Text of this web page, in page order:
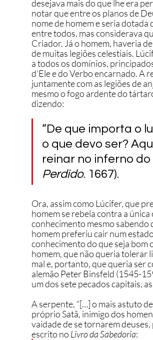
desejava mais do que lhe era
notar que entre os planos de
nome de homem e seria
entre todos, mas considerava
Criador. Já o homem, haveria
de muitas legiões celestiais.
a todos os domínios,
d’Ele e do Verbo encarnado. A
juntamente com as legiões de
mesmo o fogo ardente do
dizendo:
“De que importa o
o que devo ser?
reinar no inferno do
Perdido. 1667).
Ora, assim como Lúcifer, que
homem se rebela contra a
conhecimento mesmo sabendo
homem preferiu cair num
conhecimento do que seja bom
homem, que não queria tolerar
mal e, portanto, que queria ser
alemão Peter Binsfeld (1545-
um dos sete pecados capitais,
A serpente, “[…] o mais astuto
próprio Satã, inimigo dos
vaidade de se tornarem
escrito no Livro da Sabedoria: